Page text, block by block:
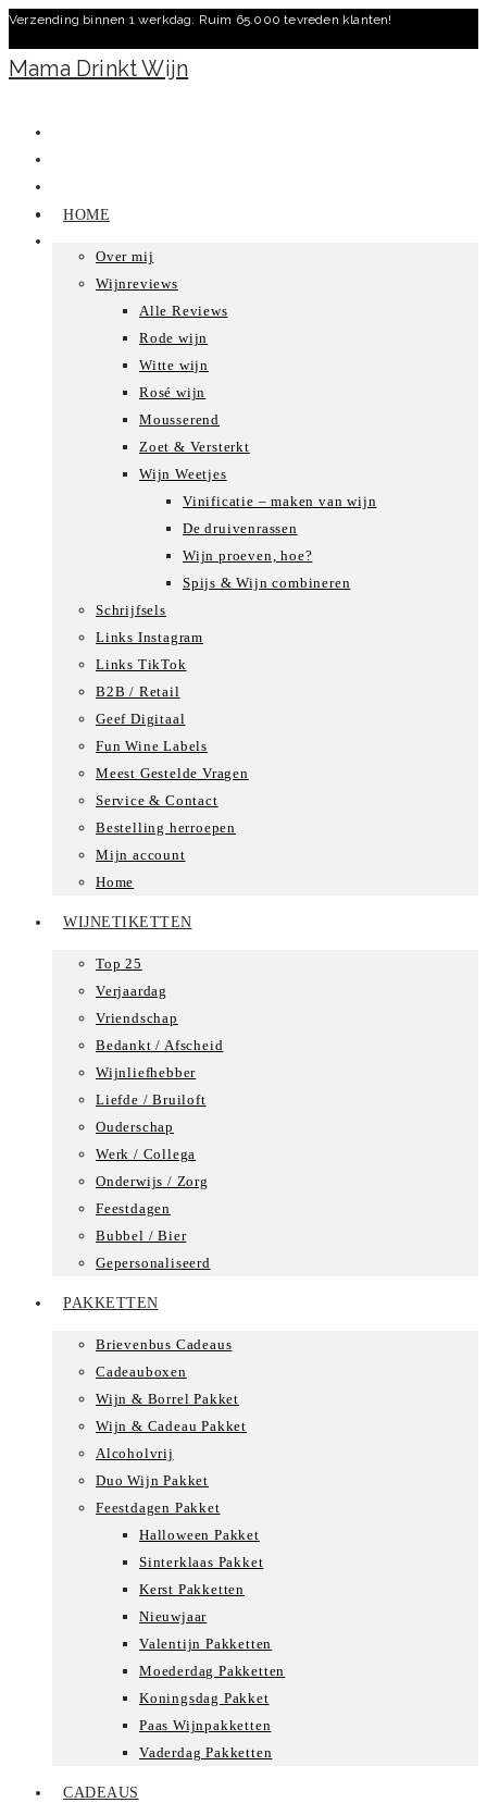
Ga
naar
inhoud
Verzending binnen 1 werkdag. Ruim 65.000 tevreden klanten!
Mama Drinkt Wijn
HOME
Over mij
Wijnreviews
Alle Reviews
Rode wijn
Witte wijn
Rosé wijn
Mousserend
Zoet & Versterkt
Wijn Weetjes
Vinificatie – maken van wijn
De druivenrassen
Wijn proeven, hoe?
Spijs & Wijn combineren
Schrijfsels
Links Instagram
Links TikTok
B2B / Retail
Geef Digitaal
Fun Wine Labels
Meest Gestelde Vragen
Service & Contact
Bestelling herroepen
Mijn account
Home
WIJNETIKETTEN
Top 25
Verjaardag
Vriendschap
Bedankt / Afscheid
Wijnliefhebber
Liefde / Bruiloft
Ouderschap
Werk / Collega
Onderwijs / Zorg
Feestdagen
Bubbel / Bier
Gepersonaliseerd
PAKKETTEN
Brievenbus Cadeaus
Cadeauboxen
Wijn & Borrel Pakket
Wijn & Cadeau Pakket
Alcoholvrij
Duo Wijn Pakket
Feestdagen Pakket
Halloween Pakket
Sinterklaas Pakket
Kerst Pakketten
Nieuwjaar
Valentijn Pakketten
Moederdag Pakketten
Koningsdag Pakket
Paas Wijnpakketten
Vaderdag Pakketten
CADEAUS